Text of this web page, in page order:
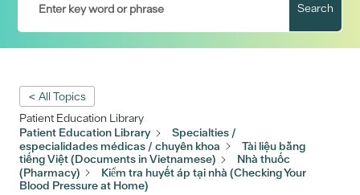
Search
< All Topics
Patient Education Library
Patient Education Library
Specialties /
especialidades médicas / chuyên khoa
Tài liệu bằng
tiếng Việt (Documents in Vietnamese)
Nhà thuốc
(Pharmacy)
Kiểm tra huyết áp tại nhà (Checking Your
Blood Pressure at Home)